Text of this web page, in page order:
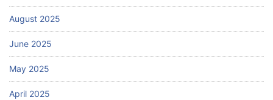
August 2025
June 2025
May 2025
April 2025